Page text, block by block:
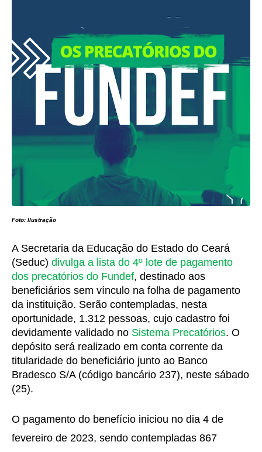
Foto: Ilustração
A Secretaria da Educação do Estado do Ceará
(Seduc) divulga a lista do 4º lote de pagamento
dos precatórios do Fundef, destinado aos
beneficiários sem vínculo na folha de pagamento
da instituição. Serão contempladas, nesta
oportunidade, 1.312 pessoas, cujo cadastro foi
devidamente validado no Sistema Precatórios. O
depósito será realizado em conta corrente da
titularidade do beneficiário junto ao Banco
Bradesco S/A (código bancário 237), neste sábado
(25).
O pagamento do benefício iniciou no dia 4 de
fevereiro de 2023, sendo contempladas 867